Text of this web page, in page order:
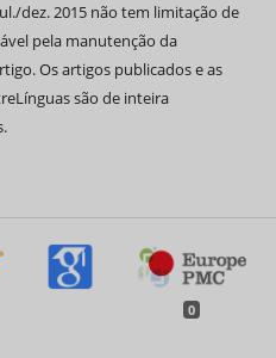
dez. 2015 não tem limitação de
pela manutenção da
Os artigos publicados e as
são de inteira
0